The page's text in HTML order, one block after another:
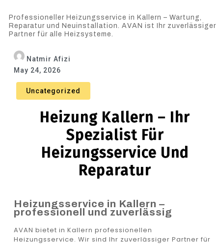
Professioneller Heizungsservice in Kallern – Wartung,
Reparatur und Neuinstallation. AVAN ist Ihr zuverlässiger
Partner für alle Heizsysteme.
Natmir Afizi
May 24, 2026
Uncategorized
Heizung Kallern – Ihr
Spezialist Für
Heizungsservice Und
Reparatur
Heizungsservice in Kallern –
professionell und zuverlässig
AVAN bietet in Kallern professionellen
Heizungsservice. Wir sind Ihr zuverlässiger Partner für